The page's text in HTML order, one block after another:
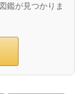
鑑が見つかりま